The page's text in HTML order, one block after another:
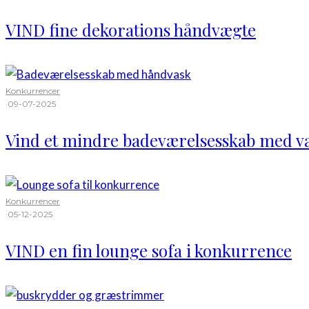
VIND fine dekorations håndvægte
Konkurrencer
·09-07-2025
Vind et mindre badeværelsesskab med
Konkurrencer
·05-12-2025
VIND en fin lounge sofa i konkurrence